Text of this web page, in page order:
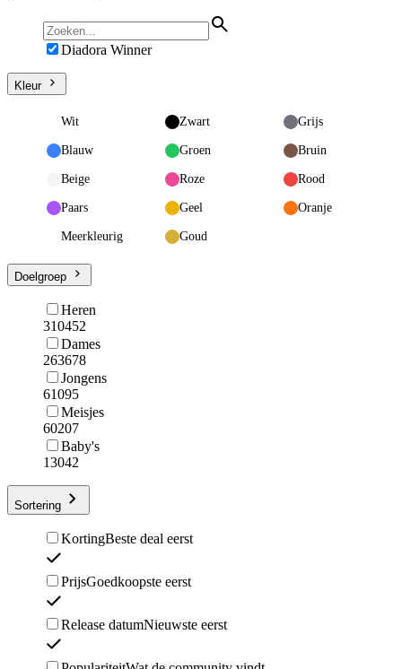
Diadora Winner
Kleur
Wit Zwart Grijs
Blauw Groen Bruin
Beige Roze Rood
Paars Geel Oranje
Meerkleurig Goud
Doelgroep
Heren
310452
Dames
263678
Jongens
61095
Meisjes
60207
Baby's
13042
Sortering
KortingBeste deal eerst
PrijsGoedkoopste eerst
Release datumNieuwste eerst